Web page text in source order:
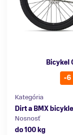
Bicykel
-6
Kategória
Dirt a BMX bicykle
Nosnosť
do 100 kg